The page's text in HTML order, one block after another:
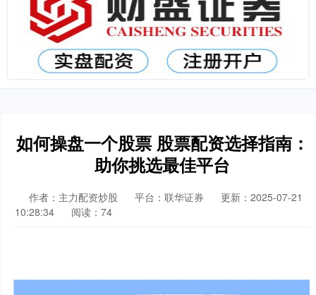
如何操盘一个股票 股票配资选择指南：
助你挑选最佳平台
作者：主力配资炒股 平台：联华证券
更新：2025-07-21
10:28:34
阅读：74